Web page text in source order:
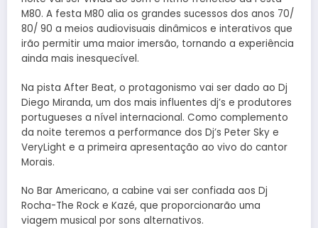
M80. A festa M80 alia os grandes sucessos dos anos 70/
80/ 90 a meios audiovisuais dinâmicos e interativos que
irão permitir uma maior imersão, tornando a experiência
ainda mais inesquecível.
Na pista After Beat, o protagonismo vai ser dado ao Dj
Diego Miranda, um dos mais influentes dj’s e produtores
portugueses a nível internacional. Como complemento
da noite teremos a performance dos Dj’s Peter Sky e
VeryLight e a primeira apresentação ao vivo do cantor
Morais.
No Bar Americano, a cabine vai ser confiada aos Dj
Rocha-The Rock e Kazé, que proporcionarão uma
viagem musical por sons alternativos.